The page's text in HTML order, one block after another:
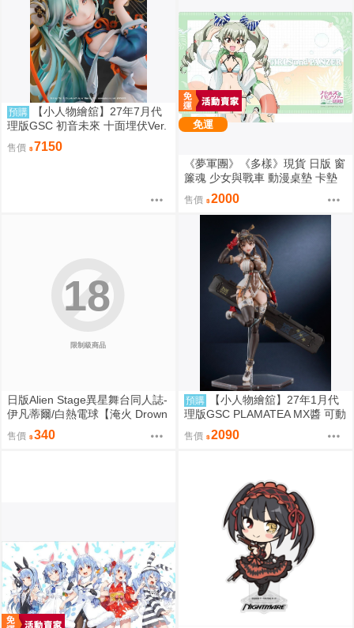
預購
【小人物繪舘】27年7月代
理版GSC 初音未來 十面埋伏Ver.
1/7 PVC完成品
售價 7150
免運
《夢軍團》《多樣》現貨 日版 窗
簾魂 少女與戰車 動漫桌墊 卡墊
安丘比 泳裝ver.
售價 2000
限制級商品
18
日版Alien Stage異星舞台同人誌-
伊凡蒂爾/白熱電球【淹火 Drown
ed Flame】
售價 340
預購
【小人物繪舘】27年1月代
理版GSC PLAMATEA MX醬 可動
組裝模型
售價 2090